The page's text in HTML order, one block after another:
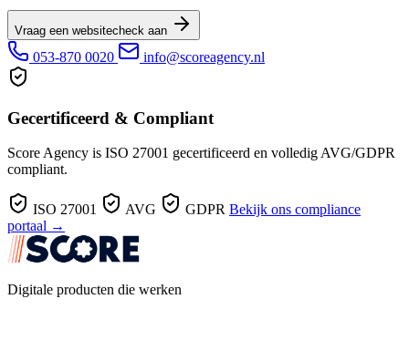
Vraag een websitecheck aan
053-870 0020 info@scoreagency.nl
Gecertificeerd & Compliant
Score Agency is ISO 27001 gecertificeerd en volledig AVG/GDPR
compliant.
ISO 27001 AVG GDPR Bekijk ons compliance
portaal →
Digitale producten die werken